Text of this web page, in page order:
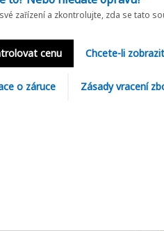
zařízení a zkontrolujte, zda se tato
cenu Chcete-li
o záruce Zásady vracení